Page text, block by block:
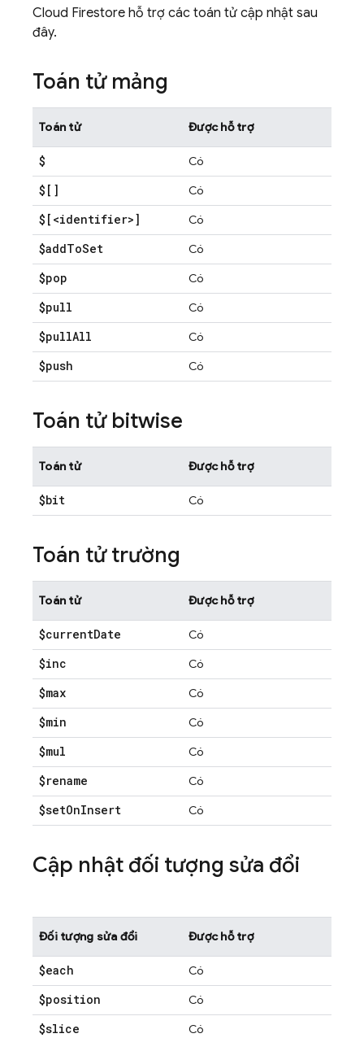
Cloud Firestore hỗ trợ các toán tử cập nhật sau
đây.
Toán tử mảng
Toán tử Được hỗ trợ
$ Có
$[] Có
$[<identifier>] Có
$addToSet Có
$pop Có
$pull Có
$pullAll Có
$push Có
Toán tử bitwise
Toán tử Được hỗ trợ
$bit Có
Toán tử trường
Toán tử Được hỗ trợ
$currentDate Có
$inc Có
$max Có
$min Có
$mul Có
$rename Có
$setOnInsert Có
Cập nhật đối tượng sửa đổi
Đối tượng sửa đổi Được hỗ trợ
$each Có
$position Có
$slice Có